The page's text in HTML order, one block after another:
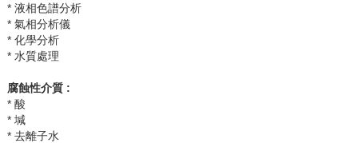
* 液相色譜分析
* 氣相分析儀
* 化學分析
* 水質處理
腐蝕性介質 :
* 酸
* 堿
* 去離子水